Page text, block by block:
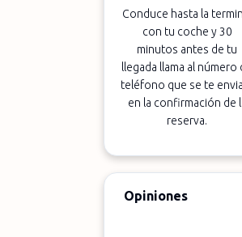
Conduce hasta la
con tu coche y 30
minutos antes de tu
llegada llama al número
teléfono que se te
en la confirmación de
reserva.
Opiniones